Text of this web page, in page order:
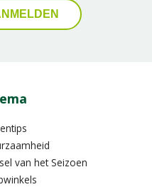
van het Seizoen